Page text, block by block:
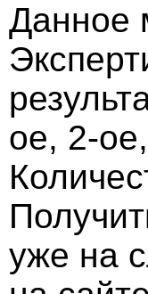
Данное
ое, 2-
уже на